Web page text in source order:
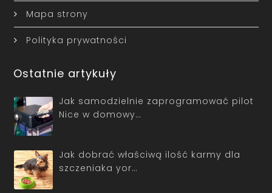
Mapa strony
Polityka prywatności
Ostatnie artykuły
Jak samodzielnie zaprogramować pilot
Nice w domowy…
Jak dobrać właściwą ilość karmy dla
szczeniaka yor…